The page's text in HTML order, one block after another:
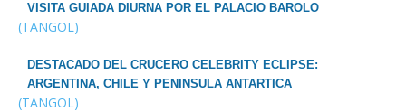
VISITA GUIADA DIURNA POR EL PALACIO BAROLO
(TANGOL)
DESTACADO DEL CRUCERO CELEBRITY ECLIPSE:
ARGENTINA, CHILE Y PENINSULA ANTARTICA
(TANGOL)